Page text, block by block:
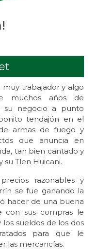
trabajador y algo
muchos años de
su negocio a punto
tendajón en el
armas de fuego y
que anuncia en
tan bien cantado y
su Tlen Huicani.
razonables y
se fue ganando la
hacer de una buena
con sus compras le
sueldos de los dos
para que le
las mercancías.